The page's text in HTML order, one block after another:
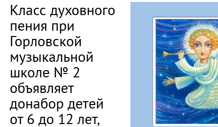
Класс духовного
пения при
Горловской
музыкальной
школе № 2
объявляет
донабор детей
от 6 до 12 лет,